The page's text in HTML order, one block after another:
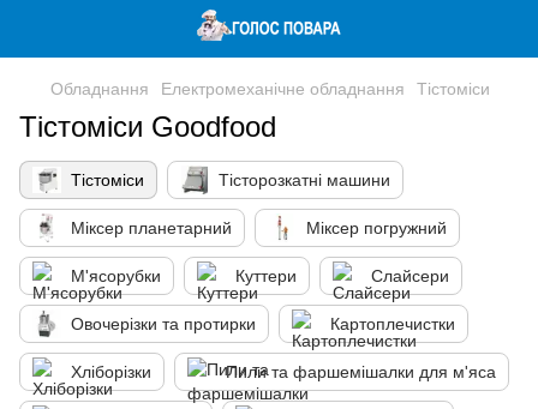
Обладнання Електромеханічне обладнання Тістоміси
Тістоміси Goodfood
Тістоміси Тісторозкатні машини
Міксер планетарний Міксер погружний
М'ясорубки Куттери Слайсери
Овочерізки та протирки Картоплечистки
Хліборізки Пили та фаршемішалки для м'яса